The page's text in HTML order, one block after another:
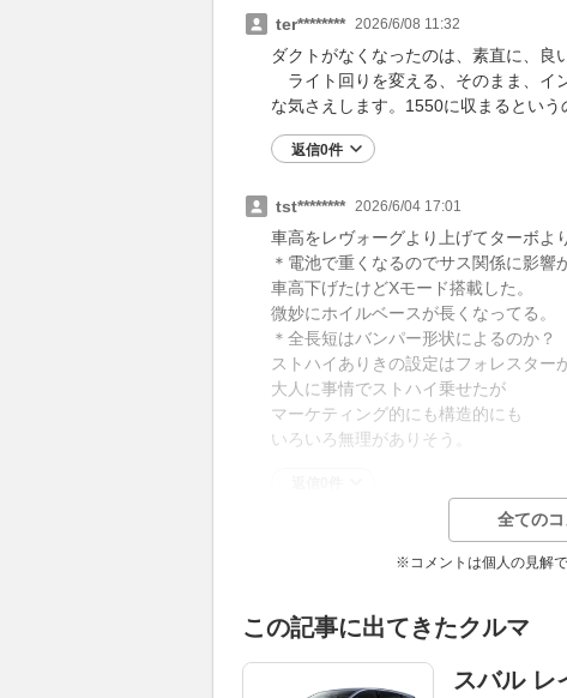
ter******** 2026/6/08 11:32
ダクトがなくなったのは、素直に、良
ライト回りを変える、そのまま、イ
な気さえします。1550に収まるという
返信0件
tst******** 2026/6/04 17:01
車高をレヴォーグより上げてターボよ
＊電池で重くなるのでサス関係に影響
車高下げたけどXモード搭載した。
微妙にホイルベースが長くなってる。
＊全長短はバンパー形状によるのか？
ストハイありきの設定はフォレスター
大人に事情でストハイ乗せたが
マーケティング的にも構造的にも
いろいろ無理がありそう。
全てのコ
※コメントは個人の見解
この記事に出てきたクルマ
スバル レ